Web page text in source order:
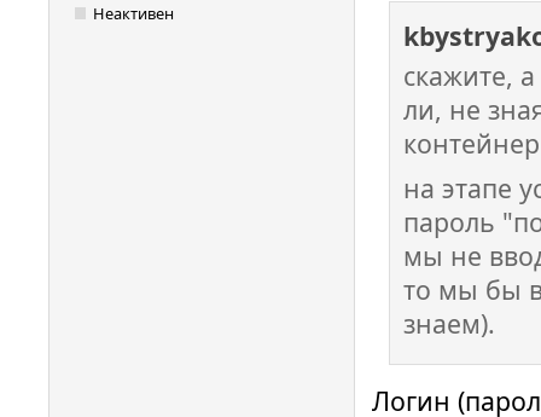
Неактивен
скажите,
ли, не
на этапе
пароль
мы не
то мы бы
знаем).
Логин